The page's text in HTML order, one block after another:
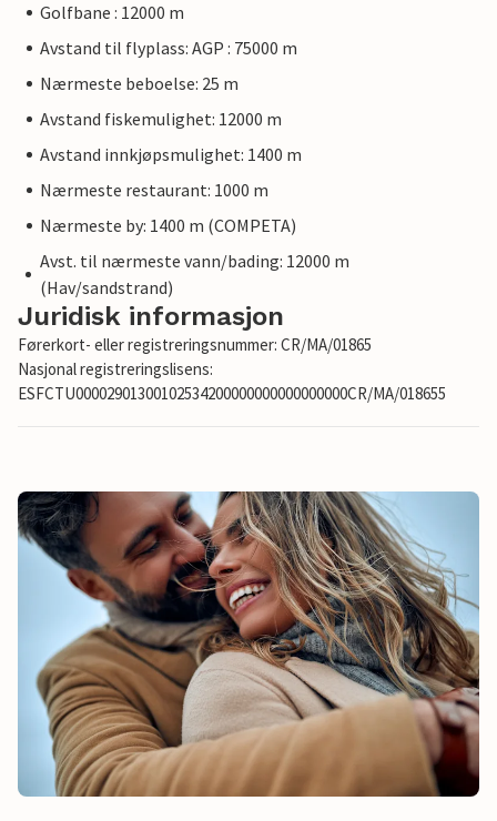
Golfbane : 12000 m
Avstand til flyplass: AGP : 75000 m
Nærmeste beboelse: 25 m
Avstand fiskemulighet: 12000 m
Avstand innkjøpsmulighet: 1400 m
Nærmeste restaurant: 1000 m
Nærmeste by: 1400 m (COMPETA)
Avst. til nærmeste vann/bading: 12000 m
(Hav/sandstrand)
Juridisk informasjon
Førerkort- eller registreringsnummer: CR/MA/01865
Nasjonal registreringslisens:
ESFCTU00002901300102534200000000000000000CR/MA/018655